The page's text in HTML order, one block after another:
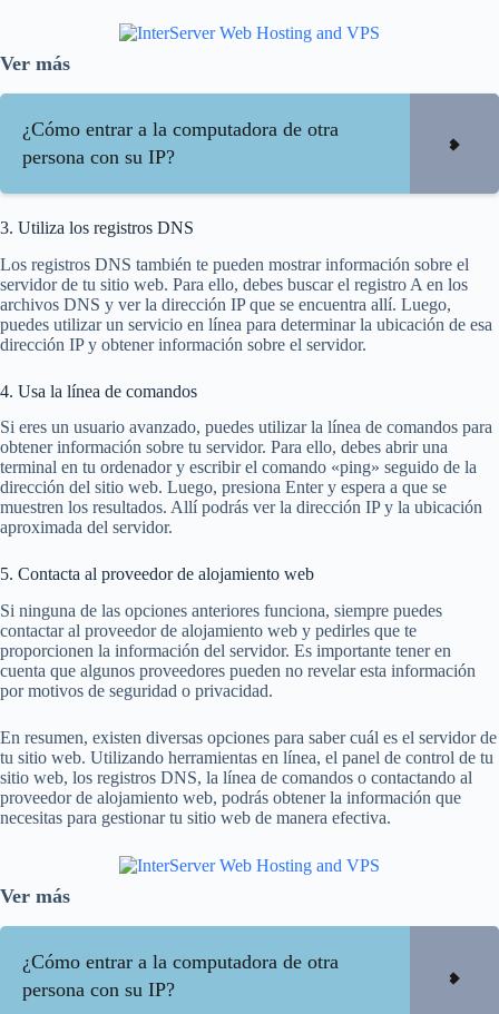
Ver más
¿Cómo entrar a la computadora de otra
persona con su IP?
3. Utiliza los registros DNS
Los registros DNS también te pueden mostrar información sobre el
servidor de tu sitio web. Para ello, debes buscar el registro A en los
archivos DNS y ver la dirección IP que se encuentra allí. Luego,
puedes utilizar un servicio en línea para determinar la ubicación de esa
dirección IP y obtener información sobre el servidor.
4. Usa la línea de comandos
Si eres un usuario avanzado, puedes utilizar la línea de comandos para
obtener información sobre tu servidor. Para ello, debes abrir una
terminal en tu ordenador y escribir el comando «ping» seguido de la
dirección del sitio web. Luego, presiona Enter y espera a que se
muestren los resultados. Allí podrás ver la dirección IP y la ubicación
aproximada del servidor.
5. Contacta al proveedor de alojamiento web
Si ninguna de las opciones anteriores funciona, siempre puedes
contactar al proveedor de alojamiento web y pedirles que te
proporcionen la información del servidor. Es importante tener en
cuenta que algunos proveedores pueden no revelar esta información
por motivos de seguridad o privacidad.
En resumen, existen diversas opciones para saber cuál es el servidor de
tu sitio web. Utilizando herramientas en línea, el panel de control de tu
sitio web, los registros DNS, la línea de comandos o contactando al
proveedor de alojamiento web, podrás obtener la información que
necesitas para gestionar tu sitio web de manera efectiva.
Ver más
¿Cómo entrar a la computadora de otra
persona con su IP?